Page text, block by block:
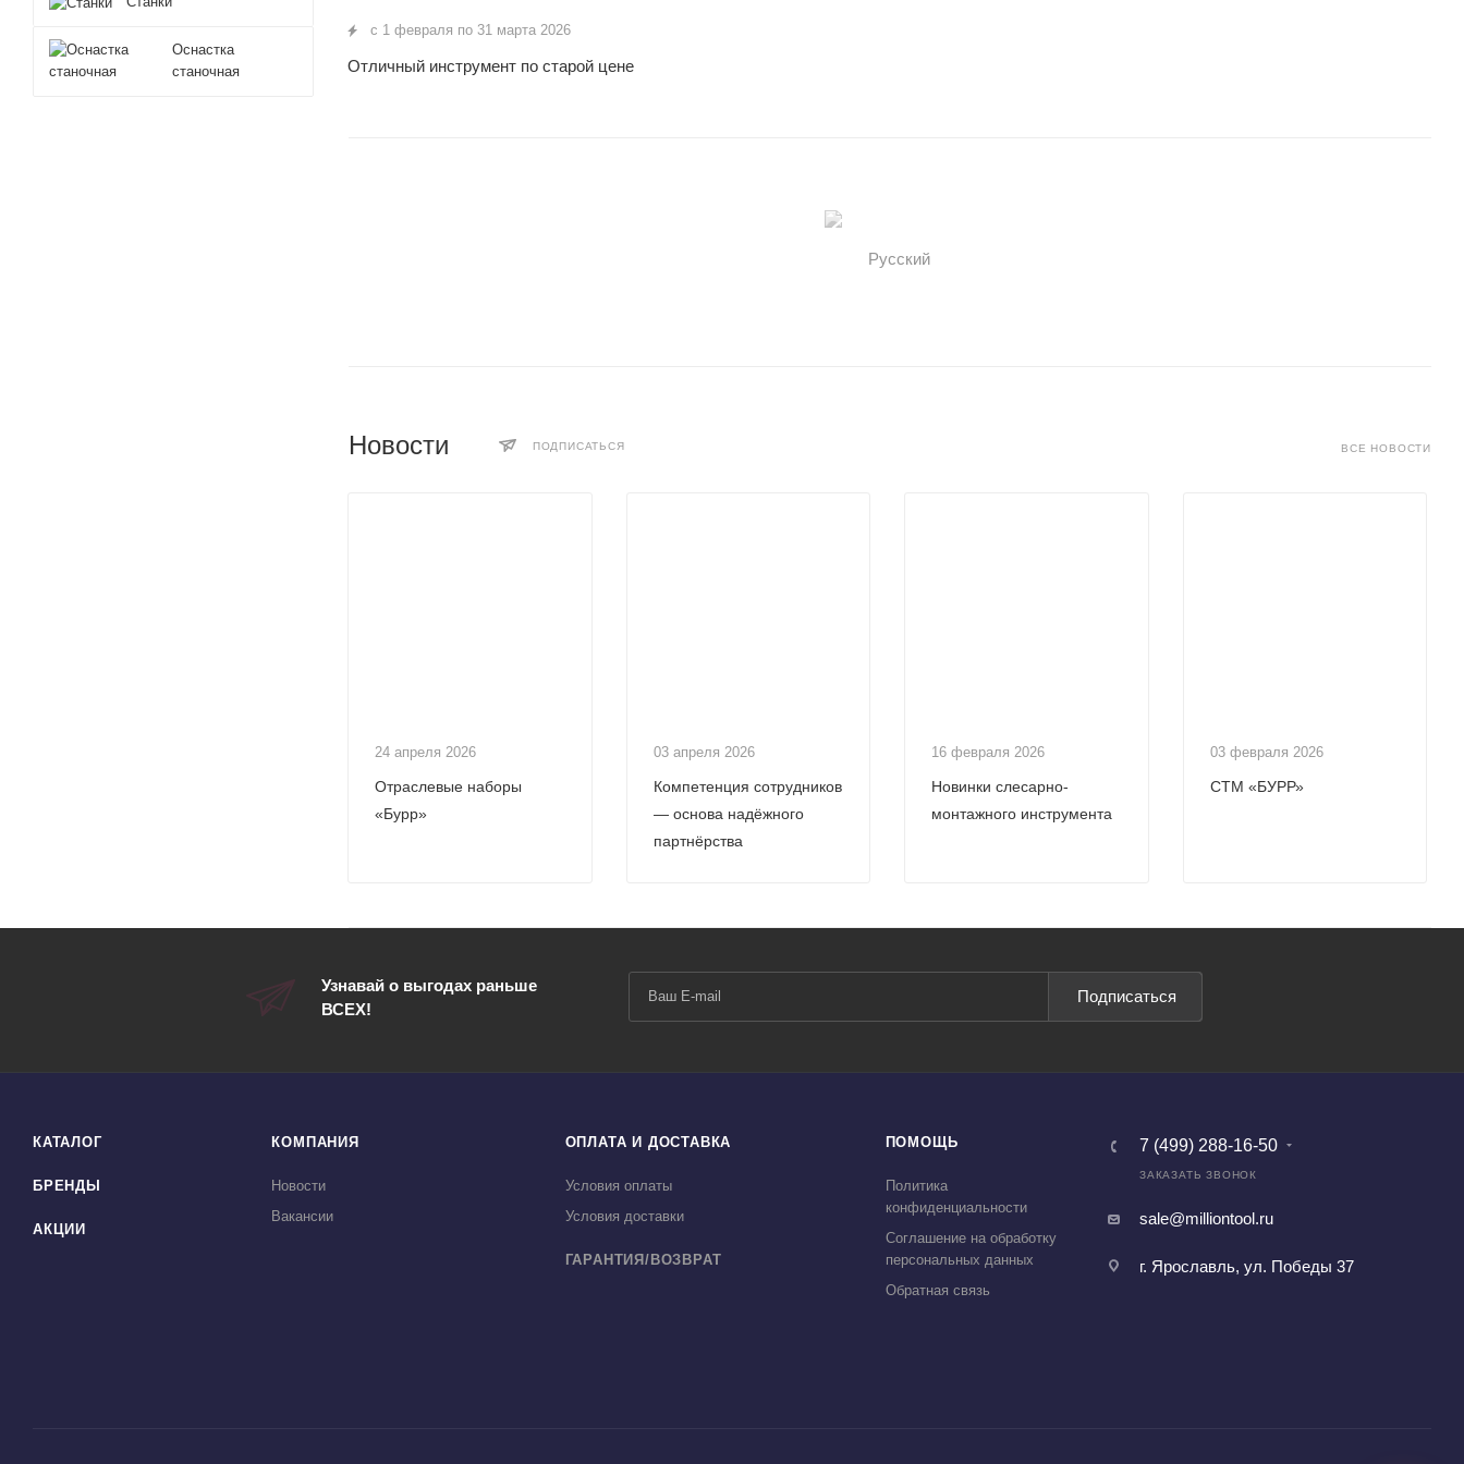
с 1 февраля по 31 марта 2026
Отличный инструмент по старой цене
Новости ПОДПИСАТЬСЯ ВСЕ НОВОСТИ
24 апреля 2026
Отраслевые наборы
«Бурр»
03 апреля 2026
Компетенция сотрудников
— основа надёжного
партнёрства
16 февраля 2026
Новинки слесарно-
монтажного инструмента
03 февраля 2026
СТМ «БУРР»
Оснастка
станочная
Узнавай о выгодах раньше
ВСЕХ!
Подписаться
КАТАЛОГ
БРЕНДЫ
АКЦИИ
КОМПАНИЯ
Новости
Вакансии
ОПЛАТА И ДОСТАВКА
Условия оплаты
Условия доставки
ГАРАНТИЯ/ВОЗВРАТ
ПОМОЩЬ
Политика
конфиденциальности
Соглашение на обработку
персональных данных
Обратная связь
7 (499) 288-16-50
ЗАКАЗАТЬ ЗВОНОК
sale@milliontool.ru
г. Ярославль, ул. Победы 37